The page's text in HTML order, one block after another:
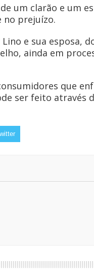
um clarão e um
no prejuízo.
e sua esposa,
ainda em
que
ser feito através